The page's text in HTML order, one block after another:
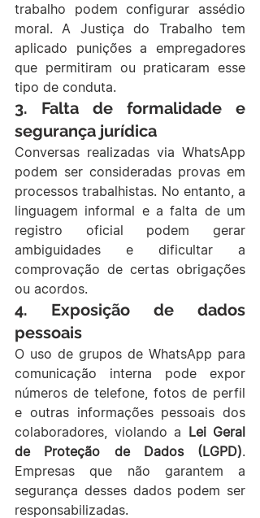
trabalho podem configurar assédio
moral. A Justiça do Trabalho tem
aplicado punições a empregadores
que permitiram ou praticaram esse
tipo de conduta.
3. Falta de formalidade e
segurança jurídica
Conversas realizadas via WhatsApp
podem ser consideradas provas em
processos trabalhistas. No entanto, a
linguagem informal e a falta de um
registro oficial podem gerar
ambiguidades e dificultar a
comprovação de certas obrigações
ou acordos.
4. Exposição de dados
pessoais
O uso de grupos de WhatsApp para
comunicação interna pode expor
números de telefone, fotos de perfil
e outras informações pessoais dos
colaboradores, violando a Lei Geral
de Proteção de Dados (LGPD).
Empresas que não garantem a
segurança desses dados podem ser
responsabilizadas.